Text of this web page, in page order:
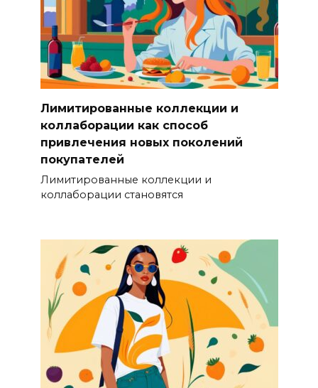
Лимитированные коллекции и
коллаборации как способ
привлечения новых поколений
покупателей
Лимитированные коллекции и
коллаборации становятся